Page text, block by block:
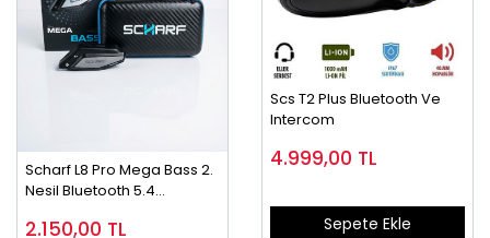
Scharf L8 Pro Mega Bass 2.
Nesil Bluetooth 5.4
Kişilik |
2.150,00 TL
Scs T2 Plus Bluetooth Ve
Intercom
4.999,00 TL
Sepete Ekle